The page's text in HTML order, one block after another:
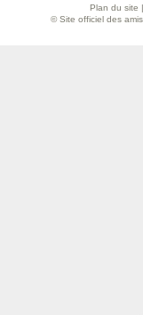
Plan du site
© Site officiel des